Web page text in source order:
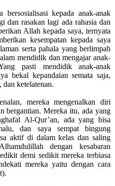
bersosialisasi kepada anak-anak
dan rasakan lagi ada rahasia dan
Allah kepada saya, ternyata
kesempatan kepada saya
serta pahala yang berlimpah
mendidik dan mengajar anak-
pasti mendidik anak-anak
bekal kepandaian semata saja,
dan ketelatenan.
mereka mengenalkan diri
bergantian. Mereka itu, ada yang
Al-Qur’an, ada yang bisa
dan saya sempat bingung
aktif di dalam kelas dan saling
dengan kesabaran
demi sedikit mereka terbiasa
mereka yaitu dengan cara